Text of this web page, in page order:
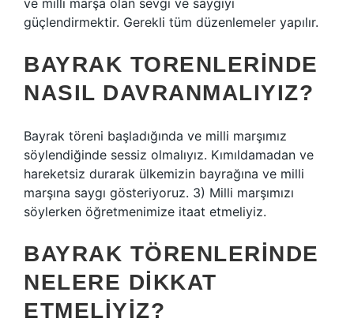
ve milli marşa olan sevgi ve saygıyı
güçlendirmektir. Gerekli tüm düzenlemeler yapılır.
BAYRAK TORENLERINDE
NASIL DAVRANMALIYIZ?
Bayrak töreni başladığında ve milli marşımız
söylendiğinde sessiz olmalıyız. Kımıldamadan ve
hareketsiz durarak ülkemizin bayrağına ve milli
marşına saygı gösteriyoruz. 3) Milli marşımızı
söylerken öğretmenimize itaat etmeliyiz.
BAYRAK TÖRENLERINDE
NELERE DIKKAT
ETMELIYIZ?